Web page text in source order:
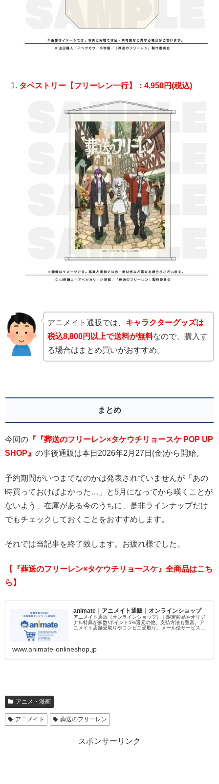
タペストリー【フリーレン一行】：4,950円(税込)
アニメイト通販では、 キャラクターグッズは
税込8,800円以上で送料が無料なので、購入す
る場合はまとめ買いがおすすめ。
まとめ
今回の 『『葬送のフリーレン×タケウチリョースケ POP UP
SHOP』 の事後通販は本日2026年2月27日(金)から開始。
予約期間がいつまでなのかは発表されていませんが「あの
時買っておけばよかった…」と5月になってから嘆くことが
ないよう、在庫がある今のうちに、是非ラインナップだけ
でもチェックしておくことをおすすめします。
それでは当記事を終了致します。お疲れ様でした。
【『葬送のフリーレン×タケウチリョースケ』全商品はこち
ら】
animate｜アニメイト通販｜オンラインショップ
アニメイト通販（オンラインショップ）｜限定商品やオリジ
ナル特典が多数!ポイント5%還元の他、支払方法も豊富。ア
ニメイト店舗受取りやコンビニ受取り、メール便サービスも
www.animate-onlineshop.jp
アニメ・漫画
アニメイト 葬送のフリーレン
スポンサーリンク